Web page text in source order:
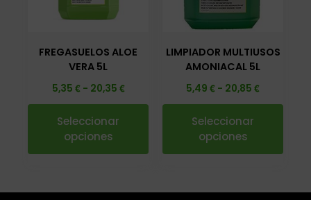
FREGASUELOS ALOE
VERA 5L
5,35 € - 20,35 €
Seleccionar
opciones
LIMPIADOR MULTIUSOS
AMONIACAL 5L
5,49 € - 20,85 €
Seleccionar
opciones